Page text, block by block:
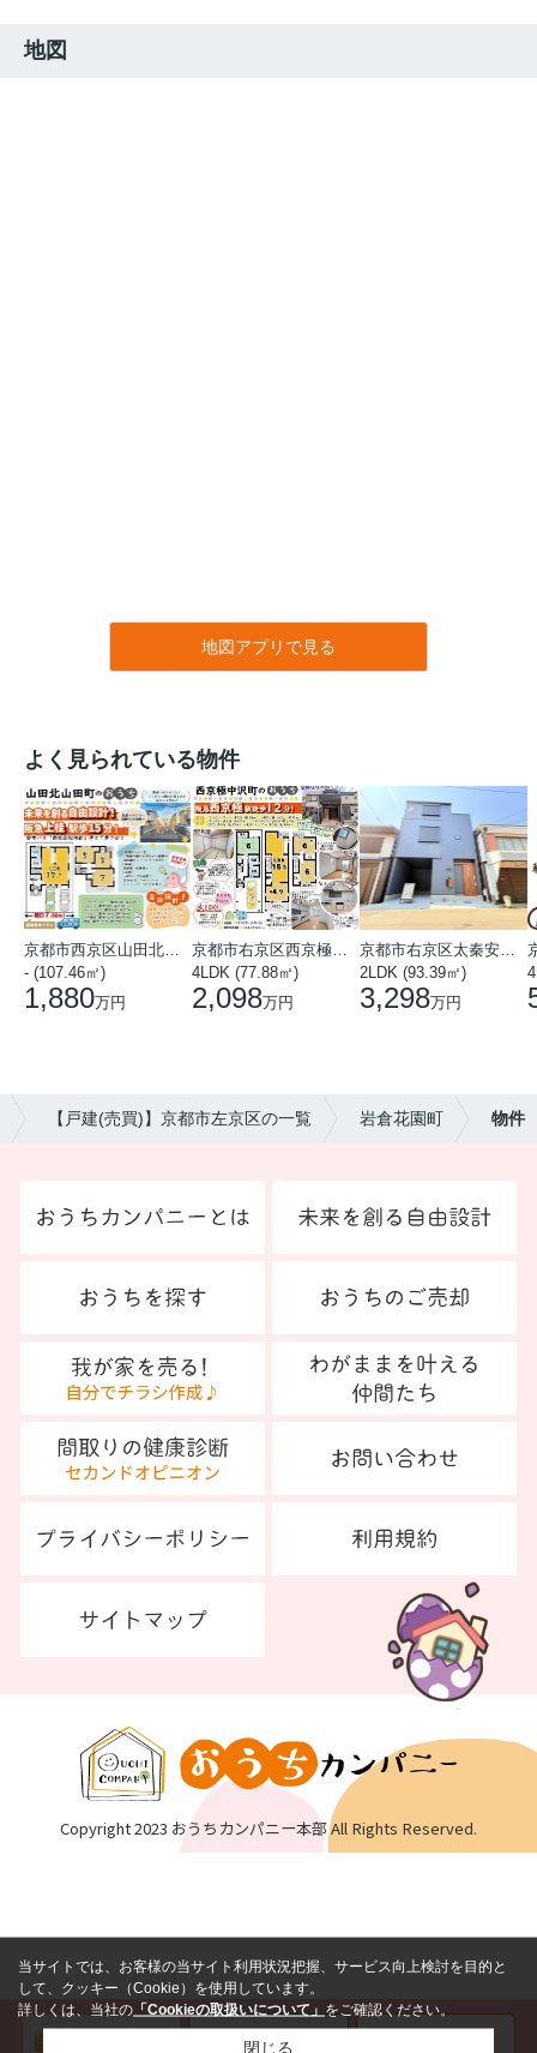
地図
地図アプリで見る
よく見られている物件
- (107.46㎡)
1,880万円
4LDK (77.88㎡)
2,098万円
2LDK (93.39㎡)
3,298万円
【戸建(売買)】京都市左京区の一覧 岩倉花園町 物件
Copyright 2023 おうちカンパニー本部 All Rights Reserved.
当サイトでは、お客様の当サイト利用状況把握、サービス向上検討を目的と
して、クッキー（Cookie）を使用しています。
詳しくは、当社の 「Cookieの取扱いについて」をご確認ください。
閉じる